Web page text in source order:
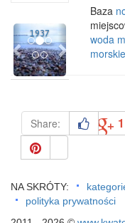
1937
PreviousNext
Baza
woda
morskie
Share: 1
NA SKRÓTY:
polityka prywatności